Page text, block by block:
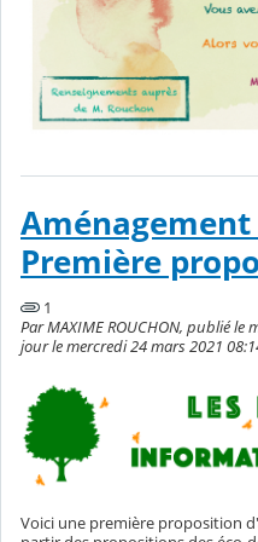
Première
1
Par MAXIME ROUCHON, publié
jour le mercredi 24 mars 2021
Voici une première proposition